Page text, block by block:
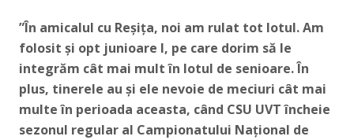
”În amicalul cu Reșița, noi am rulat tot lotul. Am
folosit și opt junioare I, pe care dorim să le
integrăm cât mai mult în lotul de senioare. În
plus, tinerele au și ele nevoie de meciuri cât mai
multe în perioada aceasta, când CSU UVT încheie
sezonul regular al Campionatului Național de